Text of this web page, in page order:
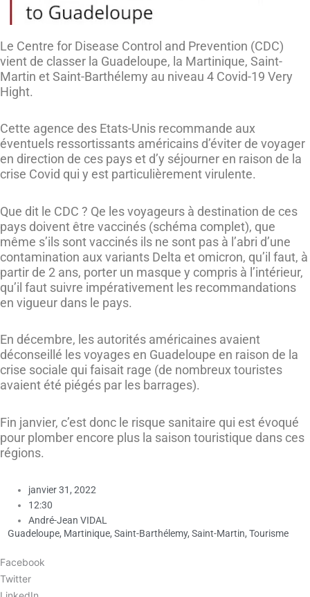
Le Centre for Disease Control and Prevention (CDC)
vient de classer la Guadeloupe, la Martinique, Saint-
Martin et Saint-Barthélemy au niveau 4 Covid-19 Very
Hight.
Cette agence des Etats-Unis recommande aux
éventuels ressortissants américains d’éviter de voyager
en direction de ces pays et d’y séjourner en raison de la
crise Covid qui y est particulièrement virulente.
Que dit le CDC ? Qe les voyageurs à destination de ces
pays doivent être vaccinés (schéma complet), que
même s’ils sont vaccinés ils ne sont pas à l’abri d’une
contamination aux variants Delta et omicron, qu’il faut, à
partir de 2 ans, porter un masque y compris à l’intérieur,
qu’il faut suivre impérativement les recommandations
en vigueur dans le pays.
En décembre, les autorités américaines avaient
déconseillé les voyages en Guadeloupe en raison de la
crise sociale qui faisait rage (de nombreux touristes
avaient été piégés par les barrages).
Fin janvier, c’est donc le risque sanitaire qui est évoqué
pour plomber encore plus la saison touristique dans ces
régions.
janvier 31, 2022
12:30
André-Jean VIDAL
Guadeloupe, Martinique, Saint-Barthélemy, Saint-Martin, Tourisme
Facebook
Twitter